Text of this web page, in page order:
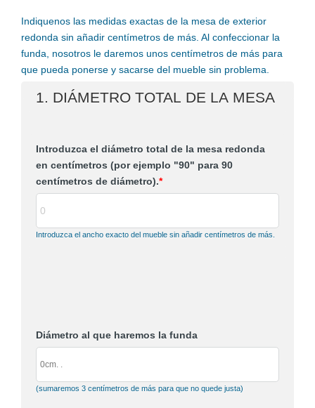
Indiquenos las medidas exactas de la mesa de exterior
redonda sin añadir centímetros de más. Al confeccionar la
funda, nosotros le daremos unos centímetros de más para
que pueda ponerse y sacarse del mueble sin problema.
1. DIÁMETRO TOTAL DE LA MESA
Introduzca el diámetro total de la mesa redonda
en centímetros (por ejemplo "90" para 90
centímetros de diámetro).*
Introduzca el ancho exacto del mueble sin añadir centímetros de más.
Diámetro al que haremos la funda
(sumaremos 3 centímetros de más para que no quede justa)